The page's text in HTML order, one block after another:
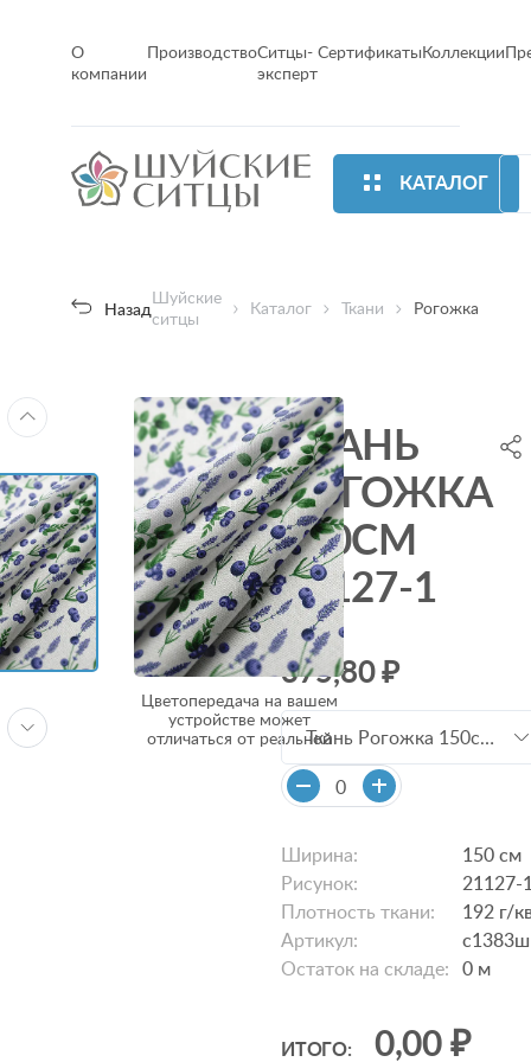
О
компании
ПроизводствоСитцы-
эксперт
СертификатыКоллекции
КАТАЛОГ
НазадШуйские
ситцы
Каталог Ткани Рогожка
Цветопередача на вашем
устройстве может
отличаться от реальной
ТКАНЬ
РОГОЖКА
150СМ
21127-1
375,80 ₽
Ткань Рогожка 150см
с1383шв
Ширина:
150 см
Рисунок:
21127-
Плотность ткани:
192 г/
Артикул:
Остаток на складе: 0 м
ИТОГО: 0,00 ₽